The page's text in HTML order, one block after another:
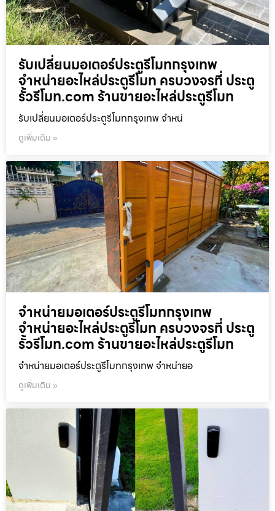
รับเปลี่ยนมอเตอร์ประตูรีโมทกรุงเทพ
จำหน่ายอะไหล่ประตูรีโมท ครบวงจรที่ ประตู
รั้วรีโมท.com ร้านขายอะไหล่ประตูรีโมท
รับเปลี่ยนมอเตอร์ประตูรีโมทกรุงเทพ จำหน่
ดูเพิ่มเติม »
จำหน่ายมอเตอร์ประตูรีโมทกรุงเทพ
จำหน่ายอะไหล่ประตูรีโมท ครบวงจรที่ ประตู
รั้วรีโมท.com ร้านขายอะไหล่ประตูรีโมท
จำหน่ายมอเตอร์ประตูรีโมทกรุงเทพ จำหน่ายอ
ดูเพิ่มเติม »